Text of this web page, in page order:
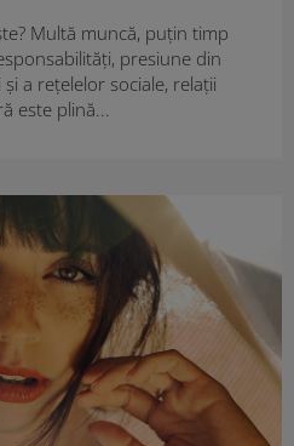
Multă muncă, puțin timp
presiune din
a rețelelor sociale, relații
este plină...